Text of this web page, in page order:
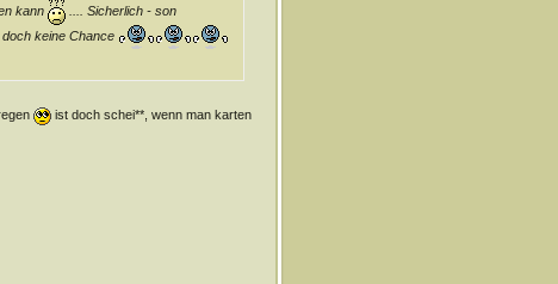
kann
.... Sicherlich - son
keine Chance
ist doch schei**, wenn man karten